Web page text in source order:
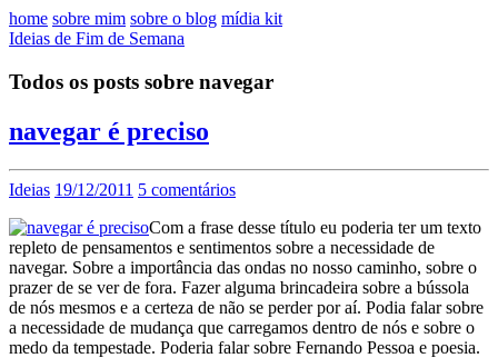
home sobre mim sobre o blog mídia kit
Ideias de Fim de Semana
Todos os posts sobre navegar
navegar é preciso
Ideias 19/12/2011 5 comentários
Com a frase desse título eu poderia ter um texto
repleto de pensamentos e sentimentos sobre a necessidade de
navegar. Sobre a importância das ondas no nosso caminho, sobre o
prazer de se ver de fora. Fazer alguma brincadeira sobre a bússola
de nós mesmos e a certeza de não se perder por aí. Podia falar sobre
a necessidade de mudança que carregamos dentro de nós e sobre o
medo da tempestade. Poderia falar sobre Fernando Pessoa e poesia.